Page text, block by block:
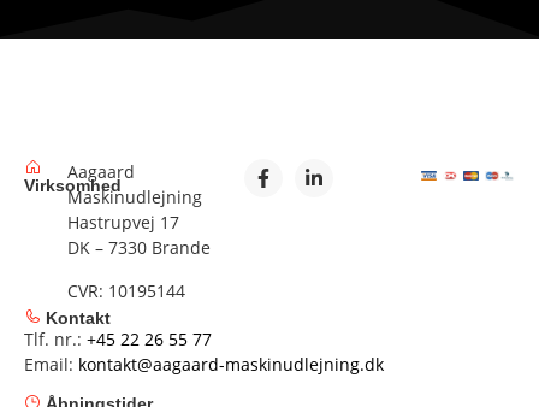
Virksomhed
Aagaard
Maskinudlejning
Hastrupvej 17
DK – 7330 Brande
CVR: 10195144
Kontakt
Tlf. nr.: +45 22 26 55 77
Email: kontakt@aagaard-maskinudlejning.dk